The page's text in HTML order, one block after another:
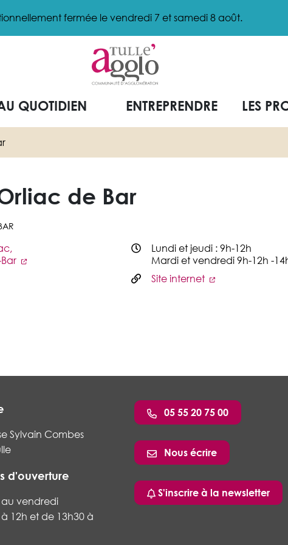
fermée le vendredi 7 et samedi 8 août.
QUOTIDIEN ENTREPRENDRE LES
de Bar
Lundi et jeudi : 9h-12h
Mardi et vendredi 9h-12h -
Site internet
Sylvain Combes
d'ouverture
vendredi
12h et de 13h30 à
05 55 20 75 00
Nous écrire
S'inscrire à la newsletter